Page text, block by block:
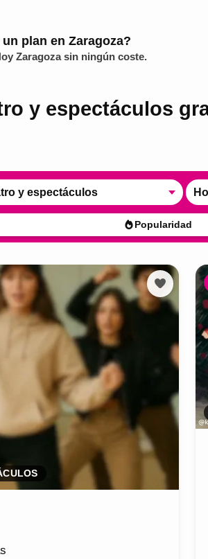
plan en Zaragoza?
Zaragozasin ningún coste.
y espectáculos
y espectáculos
Popularidad